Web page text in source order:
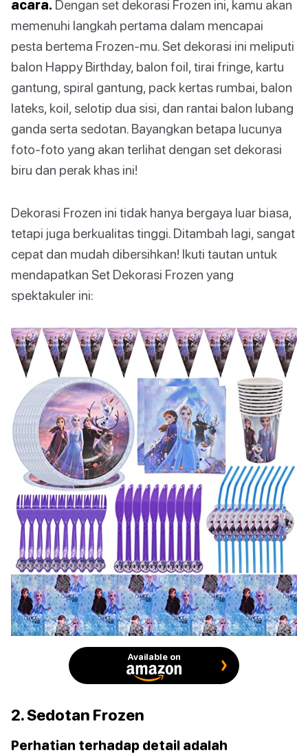
acara. Dengan set dekorasi Frozen ini, kamu akan
memenuhi langkah pertama dalam mencapai
pesta bertema Frozen-mu. Set dekorasi ini meliputi
balon Happy Birthday, balon foil, tirai fringe, kartu
gantung, spiral gantung, pack kertas rumbai, balon
lateks, koil, selotip dua sisi, dan rantai balon lubang
ganda serta sedotan. Bayangkan betapa lucunya
foto-foto yang akan terlihat dengan set dekorasi
biru dan perak khas ini!
Dekorasi Frozen ini tidak hanya bergaya luar biasa,
tetapi juga berkualitas tinggi. Ditambah lagi, sangat
cepat dan mudah dibersihkan! Ikuti tautan untuk
mendapatkan Set Dekorasi Frozen yang
spektakuler ini:
Available on
2. Sedotan Frozen
Perhatian terhadap detail adalah